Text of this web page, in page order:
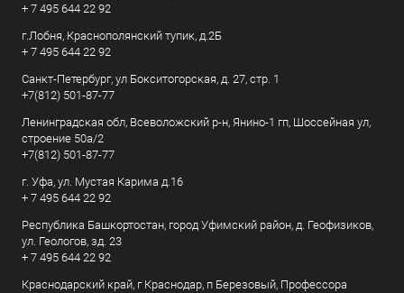
+ 7 495 644 22 92
г.Лобня, Краснополянский тупик, д.2Б
+ 7 495 644 22 92
Санкт-Петербург, ул Бокситогорская, д. 27, стр. 1
+7(812) 501-87-77
Ленинградская обл, Всеволожский р-н, Янино-1 гп, Шоссейная ул,
строение 50а/2
+7(812) 501-87-77
г. Уфа, ул. Мустая Карима д.16
+ 7 495 644 22 92
Республика Башкортостан, город Уфимский район, д. Геофизиков,
ул. Геологов, зд. 23
+ 7 495 644 22 92
Краснодарский край, г Краснодар, п Березовый, Профессора